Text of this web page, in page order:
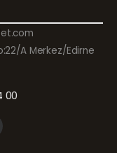
A Merkez/Edirne
00